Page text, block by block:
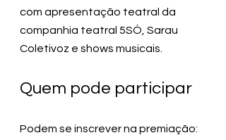
com apresentação teatral da
companhia teatral 5SÓ, Sarau
Coletivoz e shows musicais.
Quem pode participar
Podem se inscrever na premiação: